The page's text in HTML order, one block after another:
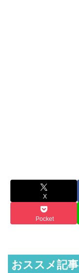
X
Pocket
おススメ記事